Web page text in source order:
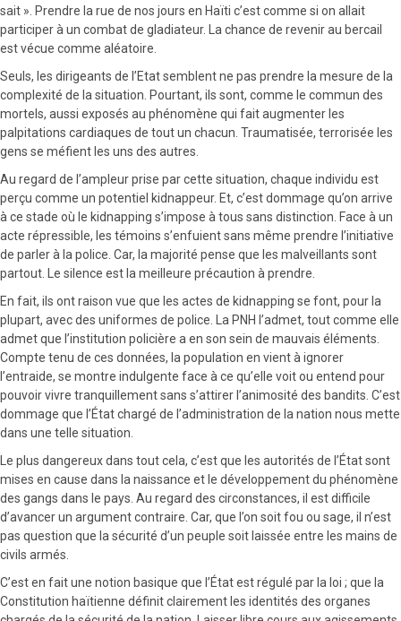
sait ». Prendre la rue de nos jours en Haïti c’est comme si on allait
participer à un combat de gladiateur. La chance de revenir au bercail
est vécue comme aléatoire.
Seuls, les dirigeants de l’Etat semblent ne pas prendre la mesure de la
complexité de la situation. Pourtant, ils sont, comme le commun des
mortels, aussi exposés au phénomène qui fait augmenter les
palpitations cardiaques de tout un chacun. Traumatisée, terrorisée les
gens se méfient les uns des autres.
Au regard de l’ampleur prise par cette situation, chaque individu est
perçu comme un potentiel kidnappeur. Et, c’est dommage qu’on arrive
à ce stade où le kidnapping s’impose à tous sans distinction. Face à un
acte répressible, les témoins s’enfuient sans même prendre l’initiative
de parler à la police. Car, la majorité pense que les malveillants sont
partout. Le silence est la meilleure précaution à prendre.
En fait, ils ont raison vue que les actes de kidnapping se font, pour la
plupart, avec des uniformes de police. La PNH l’admet, tout comme elle
admet que l’institution policière a en son sein de mauvais éléments.
Compte tenu de ces données, la population en vient à ignorer
l’entraide, se montre indulgente face à ce qu’elle voit ou entend pour
pouvoir vivre tranquillement sans s’attirer l’animosité des bandits. C’est
dommage que l’État chargé de l’administration de la nation nous mette
dans une telle situation.
Le plus dangereux dans tout cela, c’est que les autorités de l’État sont
mises en cause dans la naissance et le développement du phénomène
des gangs dans le pays. Au regard des circonstances, il est difficile
d’avancer un argument contraire. Car, que l’on soit fou ou sage, il n’est
pas question que la sécurité d’un peuple soit laissée entre les mains de
civils armés.
C’est en fait une notion basique que l’État est régulé par la loi ; que la
Constitution haïtienne définit clairement les identités des organes